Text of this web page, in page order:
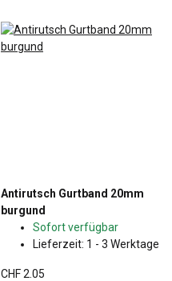
Antirutsch Gurtband 20mm
burgund
Sofort verfügbar
Lieferzeit: 1 - 3 Werktage
CHF 2.05